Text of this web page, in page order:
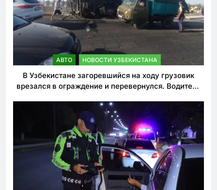
АВТО НОВОСТИ УЗБЕКИСТАНА
В Узбекистане загоревшийся на ходу грузовик
врезался в ограждение и перевернулся. Водитель